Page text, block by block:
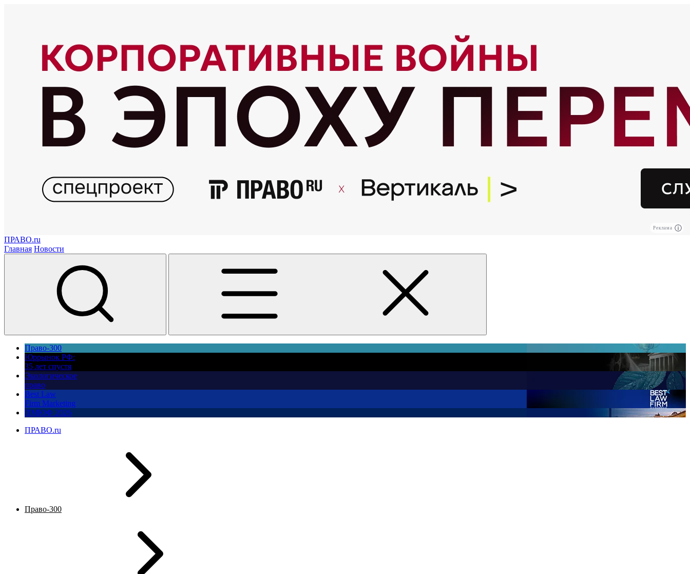
Реклама
ПРАВО.ru
Главная Новости
Право-300
Юррынок РФ:
35 лет спустя
Экологическое
право
Best Law
Firm Marketing
ПМЮФ 2026
ПРАВО.ru
Право-300